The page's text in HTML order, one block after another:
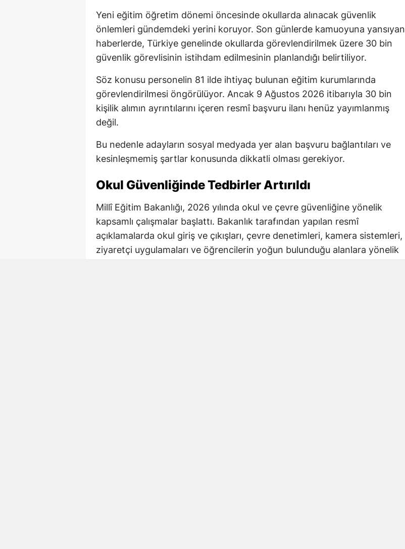
Yeni eğitim öğretim dönemi öncesinde okullarda alınacak güvenlik
önlemleri gündemdeki yerini koruyor. Son günlerde kamuoyuna yansıyan
haberlerde, Türkiye genelinde okullarda görevlendirilmek üzere 30 bin
güvenlik görevlisinin istihdam edilmesinin planlandığı belirtiliyor.
Söz konusu personelin 81 ilde ihtiyaç bulunan eğitim kurumlarında
görevlendirilmesi öngörülüyor. Ancak 9 Ağustos 2026 itibarıyla 30 bin
kişilik alımın ayrıntılarını içeren resmî başvuru ilanı henüz yayımlanmış
değil.
Bu nedenle adayların sosyal medyada yer alan başvuru bağlantıları ve
kesinleşmemiş şartlar konusunda dikkatli olması gerekiyor.
Okul Güvenliğinde Tedbirler Artırıldı
Millî Eğitim Bakanlığı, 2026 yılında okul ve çevre güvenliğine yönelik
kapsamlı çalışmalar başlattı. Bakanlık tarafından yapılan resmî
açıklamalarda okul giriş ve çıkışları, çevre denetimleri, kamera sistemleri,
ziyaretçi uygulamaları ve öğrencilerin yoğun bulunduğu alanlara yönelik